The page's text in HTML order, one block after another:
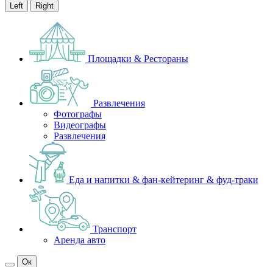
Left Right
Площадки & Рестораны
Развлечения
Фотографы
Видеографы
Развлечения
Еда и напитки & фан-кейтеринг & фуд-траки
Транспорт
Аренда авто
Ок